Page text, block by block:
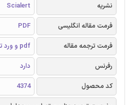
نشریه
Scialert
فرمت مقاله انگلیسی
PDF
فرمت ترجمه مقاله
pdf و ورد تایپ شده
رفرنس
دارد
کد محصول
4374